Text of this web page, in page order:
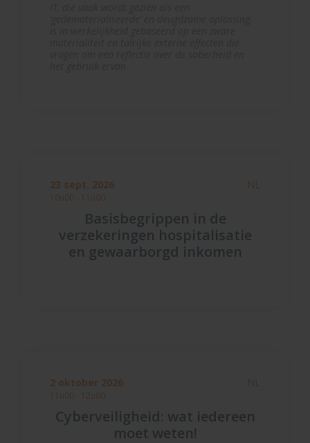
23 sept. 2026
10u00 - 11u00
NL
Basisbegrippen in de
verzekeringen hospitalisatie
en gewaarborgd inkomen
2 oktober 2026
11u00 - 12u00
NL
Cyberveiligheid: wat iedereen
moet weten!